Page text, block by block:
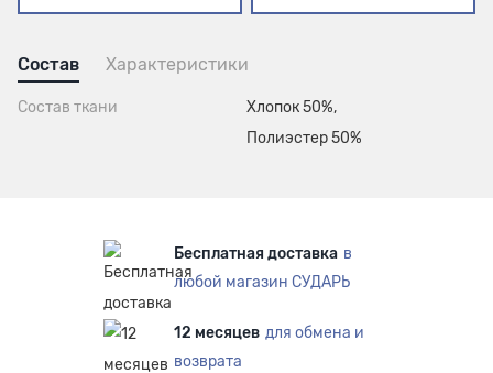
Состав Характеристики
Состав ткани
Хлопок 50%,
Полиэстер 50%
Бесплатная доставка в
любой магазин СУДАРЬ
12 месяцев для обмена и
возврата